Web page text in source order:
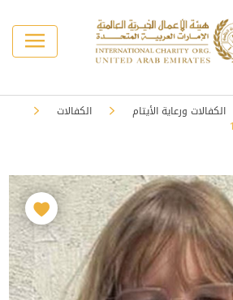
الكفالات ورعاية الأيتام
الكفالات